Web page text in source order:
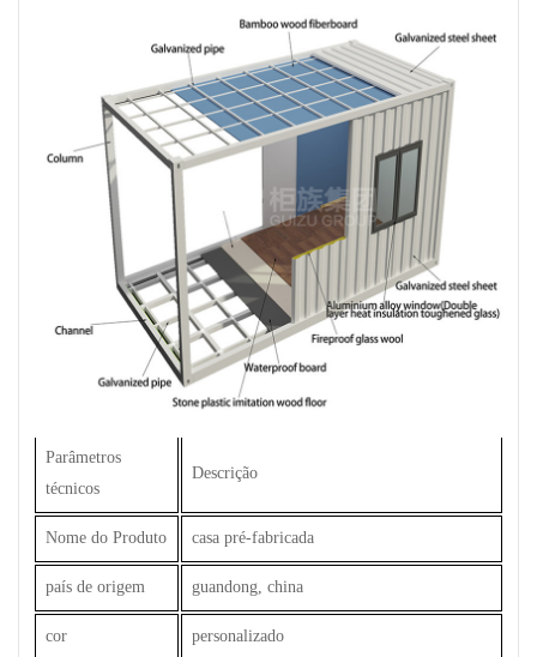
Parâmetros
técnicos
Descrição
Nome do Produto casa pré-fabricada
país de origem guandong, china
cor personalizado